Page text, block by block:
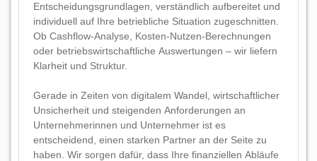
Entscheidungsgrundlagen, verständlich aufbereitet und
individuell auf Ihre betriebliche Situation zugeschnitten.
Ob Cashflow-Analyse, Kosten-Nutzen-Berechnungen
oder betriebswirtschaftliche Auswertungen – wir liefern
Klarheit und Struktur.
Gerade in Zeiten von digitalem Wandel, wirtschaftlicher
Unsicherheit und steigenden Anforderungen an
Unternehmerinnen und Unternehmer ist es
entscheidend, einen starken Partner an der Seite zu
haben. Wir sorgen dafür, dass Ihre finanziellen Abläufe